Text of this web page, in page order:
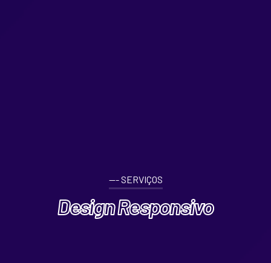
--- SERVIÇOS
Design Responsivo